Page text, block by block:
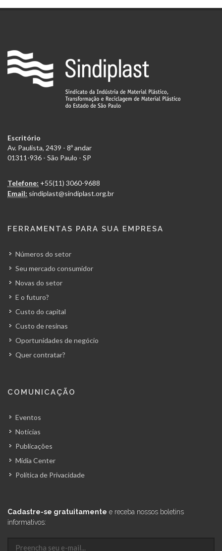
Escritório
Av. Paulista, 2439 - 8º andar
01311-936 - São Paulo - SP
Telefone: +55(11) 3060-9688
Email: sindiplast@sindiplast.org.br
FERRAMENTAS PARA SUA EMPRESA
Números do setor
Seu mercado consumidor
Novas do setor
E o futuro?
Custo do capital
Custo de resinas
Oportunidades de negócio
Quer contratar?
COMUNICAÇÃO
Eventos
Notícias
Publicações
Mídia Center
Política de Privacidade
Cadastre-se gratuitamente e receba nossos boletins
informativos: